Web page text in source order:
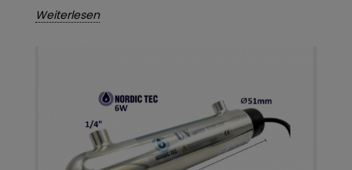
Weiterlesen